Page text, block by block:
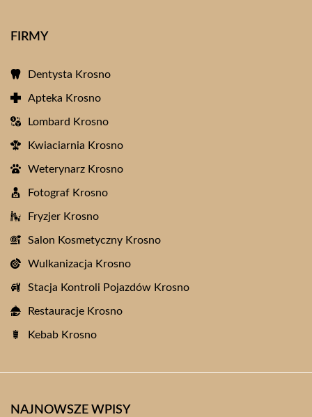
FIRMY
Dentysta Krosno
Apteka Krosno
Lombard Krosno
Kwiaciarnia Krosno
Weterynarz Krosno
Fotograf Krosno
Fryzjer Krosno
Salon Kosmetyczny Krosno
Wulkanizacja Krosno
Stacja Kontroli Pojazdów Krosno
Restauracje Krosno
Kebab Krosno
NAJNOWSZE WPISY